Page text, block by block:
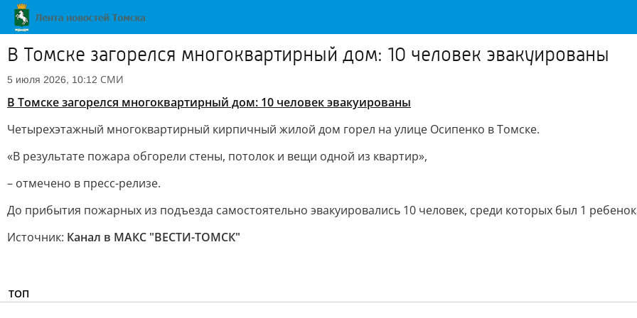
В Томске загорелся многоквартирный дом: 10 человек эвакуированы
5 июля 2026, 10:12 СМИ
В Томске загорелся многоквартирный дом: 10 человек эвакуированы
Четырехэтажный многоквартирный кирпичный жилой дом горел на улице Осипенко в Томске.
«В результате пожара обгорели стены, потолок и вещи одной из квартир»,
– отмечено в пресс-релизе.
До прибытия пожарных из подъезда самостоятельно эвакуировались 10 человек, среди которых был 1
Источник: Канал в МАКС "ВЕСТИ-ТОМСК"
ТОП